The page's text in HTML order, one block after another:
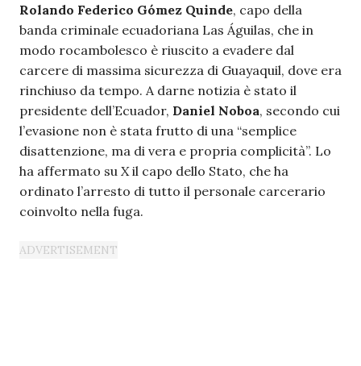
Rolando Federico Gómez Quinde, capo della
banda criminale ecuadoriana Las Águilas, che in
modo rocambolesco è riuscito a evadere dal
carcere di massima sicurezza di Guayaquil, dove era
rinchiuso da tempo. A darne notizia è stato il
presidente dell’Ecuador, Daniel Noboa, secondo cui
l’evasione non è stata frutto di una “semplice
disattenzione, ma di vera e propria complicità”. Lo
ha affermato su Xil capo dello Stato, che ha
ordinato l’arresto di tutto il personale carcerario
coinvolto nella fuga.